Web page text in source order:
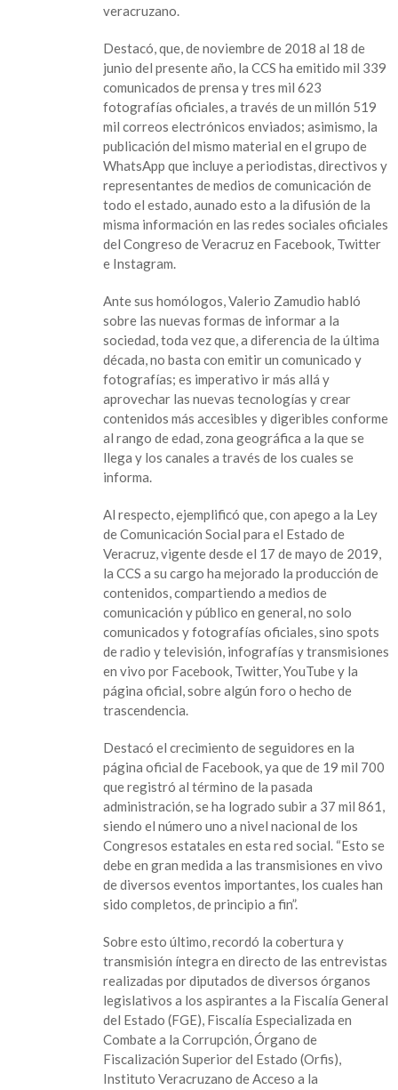
veracruzano.
Destacó, que, de noviembre de 2018 al 18 de
junio del presente año, la CCS ha emitido mil 339
comunicados de prensa y tres mil 623
fotografías oficiales, a través de un millón 519
mil correos electrónicos enviados; asimismo, la
publicación del mismo material en el grupo de
WhatsApp que incluye a periodistas, directivos y
representantes de medios de comunicación de
todo el estado, aunado esto a la difusión de la
misma información en las redes sociales oficiales
del Congreso de Veracruz en Facebook, Twitter
e Instagram.
Ante sus homólogos, Valerio Zamudio habló
sobre las nuevas formas de informar a la
sociedad, toda vez que, a diferencia de la última
década, no basta con emitir un comunicado y
fotografías; es imperativo ir más allá y
aprovechar las nuevas tecnologías y crear
contenidos más accesibles y digeribles conforme
al rango de edad, zona geográfica a la que se
llega y los canales a través de los cuales se
informa.
Al respecto, ejemplificó que, con apego a la Ley
de Comunicación Social para el Estado de
Veracruz, vigente desde el 17 de mayo de 2019,
la CCS a su cargo ha mejorado la producción de
contenidos, compartiendo a medios de
comunicación y público en general, no solo
comunicados y fotografías oficiales, sino spots
de radio y televisión, infografías y transmisiones
en vivo por Facebook, Twitter, YouTube y la
página oficial, sobre algún foro o hecho de
trascendencia.
Destacó el crecimiento de seguidores en la
página oficial de Facebook, ya que de 19 mil 700
que registró al término de la pasada
administración, se ha logrado subir a 37 mil 861,
siendo el número uno a nivel nacional de los
Congresos estatales en esta red social. “Esto se
debe en gran medida a las transmisiones en vivo
de diversos eventos importantes, los cuales han
sido completos, de principio a fin”.
Sobre esto último, recordó la cobertura y
transmisión íntegra en directo de las entrevistas
realizadas por diputados de diversos órganos
legislativos a los aspirantes a la Fiscalía General
del Estado (FGE), Fiscalía Especializada en
Combate a la Corrupción, Órgano de
Fiscalización Superior del Estado (Orfis),
Instituto Veracruzano de Acceso a la